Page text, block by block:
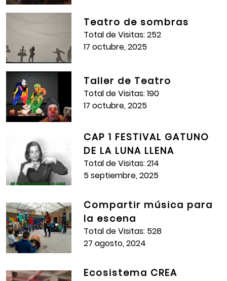
Cepeda Palomino, Laura Sofía Calderón Ávila, Evelin
Valentina Cárdenas Vargas, Karen Tatiana
Camacho Lote, Laura Natali Hoyos Valero, Ashlee
Baquero Valero, Laura Valentina Cepeda Galindo,
Paula Andrea Rubio Peña, Laura Valentina Alarcón
Corrales, Maria José Lázaro García, Ana Gabriela
Ramírez Cáceres, Ángela Sofía Rey Velásquez,
Manuela del pilar Benavidez González, Juliana Rey
Higidio, Carol Sofía Cubillos Peña, Karen Daniela Salas
Pardo, María Paz Mesa Hurtado, Mateo Barrero
Beleño, Torres Legía Karen, Maria Isabel Mejía Erazo,
Acuña Barbosa Orianis Sofía, Mary Luna Avendaño
Martínez
Año:2017
Total de Visitas:695
Teatro de sombras
Total de Visitas: 252
17 octubre, 2025
Taller de Teatro
Total de Visitas: 190
17 octubre, 2025
CAP 1 FESTIVAL GATUNO
DE LA LUNA LLENA
Total de Visitas: 214
5 septiembre, 2025
Compartir música para
la escena
Total de Visitas: 528
27 agosto, 2024
Ecosistema CREA